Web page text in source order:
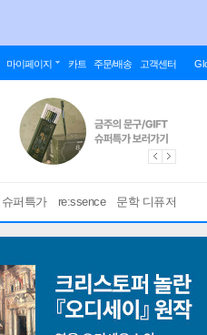
마이페이지 카트 주문/배송 고객센터
슈퍼특가 re:ssence 문학 디퓨저